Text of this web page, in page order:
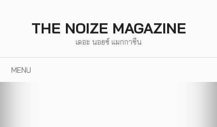
THE NOIZE MAGAZINE
เดอะ นอยซ์ แมกกาซีน
MENU